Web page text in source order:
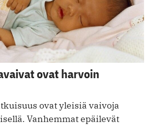
ovat harvoin
ovat yleisiä vaivoja
Vanhemmat epäilevät